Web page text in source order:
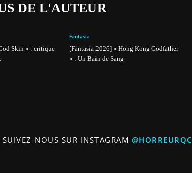
DE L'AUTEUR
Skin » : critique
Fantasia
[Fantasia 2026] « Hong Kong Godfather
» : Un Bain de Sang
SUIVEZ-NOUS SUR INSTAGRAM @HORREURQC